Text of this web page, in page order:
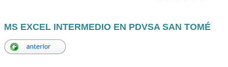
MS EXCEL INTERMEDIO EN PDVSA SAN TOMÉ